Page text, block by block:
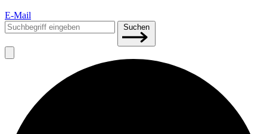
E-Mail
Suchen
nach:
Suchen